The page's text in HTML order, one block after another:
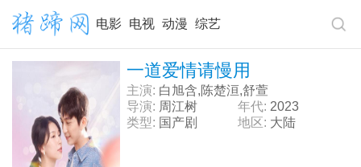
电影 电视 动漫 综艺
一道爱情请慢用
主演: 白旭含,陈楚洹,舒萱
导演: 周江树 年代: 2023
类型: 国产剧 地区: 大陆